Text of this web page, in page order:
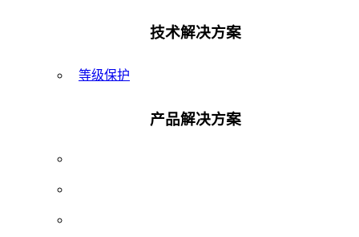
技术解决方案
等级保护
产品解决方案